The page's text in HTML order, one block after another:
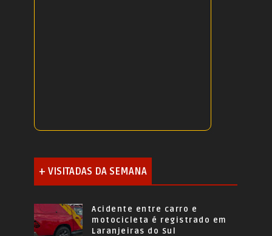
+ VISITADAS DA SEMANA
Acidente entre carro e
motocicleta é registrado em
Laranjeiras do Sul